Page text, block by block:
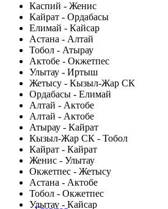
Каспий - Женис
Кайрат - Ордабасы
Елимай - Кайсар
Астана - Алтай
Тобол - Атырау
Актобе - Окжетпес
Улытау - Иртыш
Жетысу - Кызыл-Жар СК
Ордабасы - Елимай
Алтай - Актобе
Алтай - Актобе
Атырау - Кайрат
Кызыл-Жар СК - Тобол
Кайрат - Кайрат
Женис - Улытау
Окжетпес - Жетысу
Астана - Актобе
Тобол - Окжетпес
Улытау - Кайсар